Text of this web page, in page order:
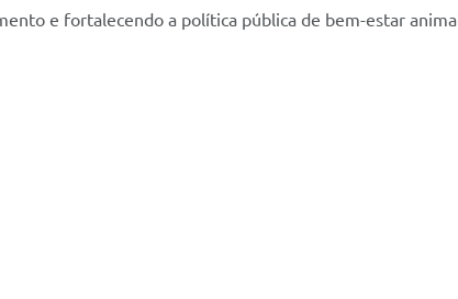
e fortalecendo a política pública de bem-estar